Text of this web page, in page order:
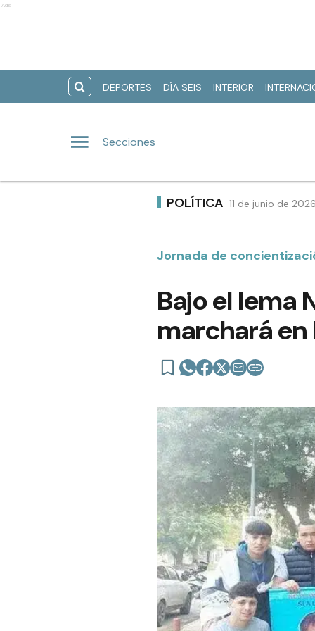
Ads
DEPORTES DÍA SEIS INTERIOR
Secciones
POLÍTICA 11 de junio de
Jornada de
Bajo el lema
marchará en